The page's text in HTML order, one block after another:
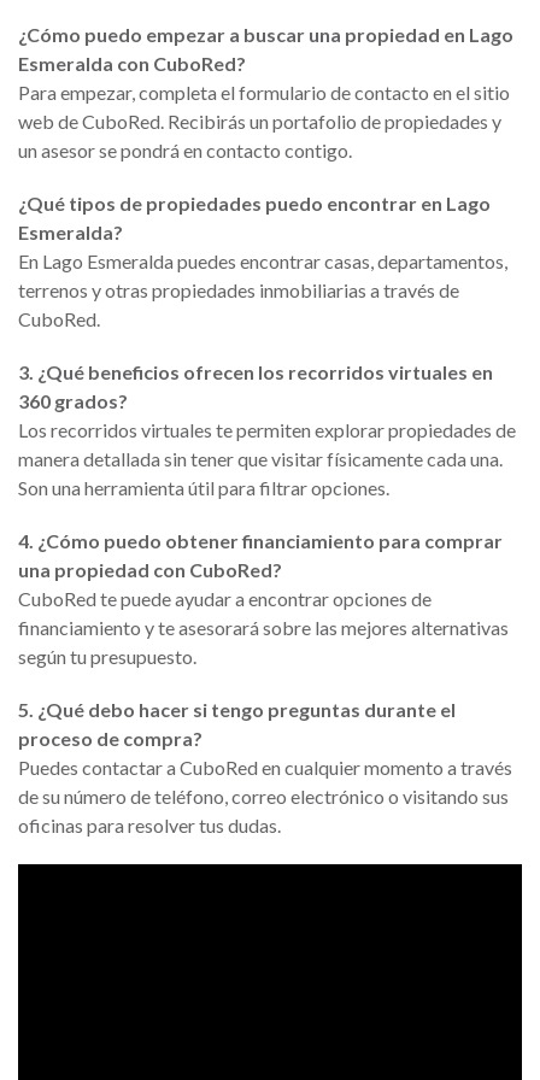
¿Cómo puedo empezar a buscar una propiedad en Lago
Esmeralda con CuboRed?
Para empezar, completa el formulario de contacto en el sitio
web de CuboRed. Recibirás un portafolio de propiedades y
un asesor se pondrá en contacto contigo.
¿Qué tipos de propiedades puedo encontrar en Lago
Esmeralda?
En Lago Esmeralda puedes encontrar casas, departamentos,
terrenos y otras propiedades inmobiliarias a través de
CuboRed.
3. ¿Qué beneficios ofrecen los recorridos virtuales en
360 grados?
Los recorridos virtuales te permiten explorar propiedades de
manera detallada sin tener que visitar físicamente cada una.
Son una herramienta útil para filtrar opciones.
4. ¿Cómo puedo obtener financiamiento para comprar
una propiedad con CuboRed?
CuboRed te puede ayudar a encontrar opciones de
financiamiento y te asesorará sobre las mejores alternativas
según tu presupuesto.
5. ¿Qué debo hacer si tengo preguntas durante el
proceso de compra?
Puedes contactar a CuboRed en cualquier momento a través
de su número de teléfono, correo electrónico o visitando sus
oficinas para resolver tus dudas.